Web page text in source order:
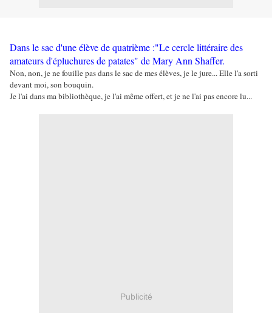
Dans le sac d'une élève de quatrième :"Le cercle littéraire des
amateurs d'épluchures de patates" de Mary Ann Shaffer.
Non, non, je ne fouille pas dans le sac de mes élèves, je le jure... Elle l'a sorti
devant moi, son bouquin.
Je l'ai dans ma bibliothèque, je l'ai même offert, et je ne l'ai pas encore lu...
Publicité